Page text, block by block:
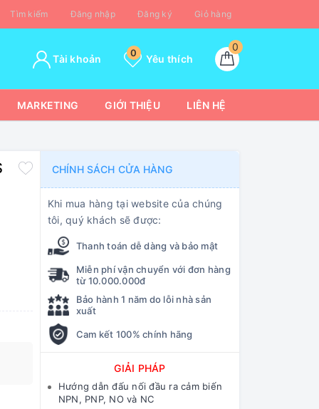
Tìm kiếm Đăng nhập Đăng ký Giỏ hàng
0
Yêu thích
0
Tài khoản
MARKETING GIỚI THIỆU LIÊN HỆ
CHÍNH SÁCH CỬA HÀNG
Khi mua hàng tại website của chúng
tôi, quý khách sẽ được:
Thanh toán dễ dàng và bảo mật
Miễn phí vận chuyển với đơn hàng
từ 10.000.000đ
Bảo hành 1 năm do lỗi nhà sản
xuất
Cam kết 100% chính hãng
GIẢI PHÁP
Hướng dẫn đấu nối đầu ra cảm biến
NPN, PNP, NO và NC